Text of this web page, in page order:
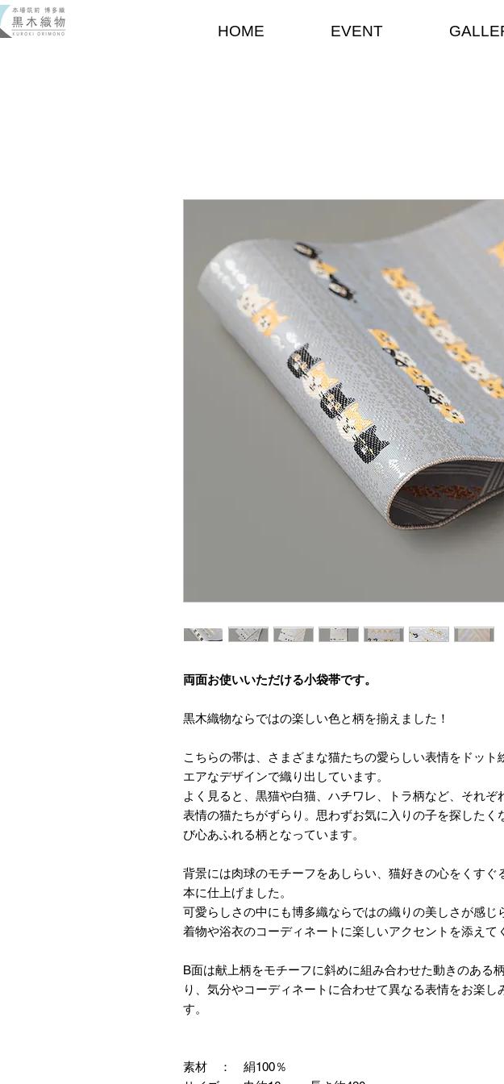
HOME EVENT
両面お使いいただける小袋帯です。
黒木織物ならではの楽しい色と柄を揃えました！
こちらの帯は、さまざまな猫たちの愛らしい表情をドット
エアなデザインで織り出しています。
よく見ると、黒猫や白猫、ハチワレ、トラ柄など、それぞ
表情の猫たちがずらり。思わずお気に入りの子を探したく
び心あふれる柄となっています。
背景には肉球のモチーフをあしらい、猫好きの心をくすぐ
本に仕上げました。
可愛らしさの中にも博多織ならではの織りの美しさが感じ
着物や浴衣のコーディネートに楽しいアクセントを添えて
B面は献上柄をモチーフに斜めに組み合わせた動きのある
り、気分やコーディネートに合わせて異なる表情をお楽し
す。
素材 ： 絹100％